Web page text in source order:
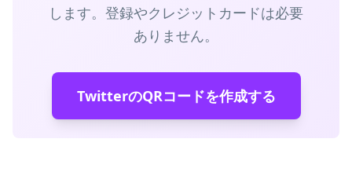
します。登録やクレジットカードは必要
ありません。
TwitterのQRコードを作成する